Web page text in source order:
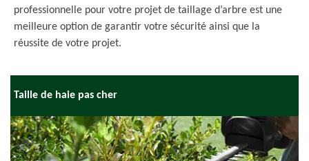
professionnelle pour votre projet de taillage d’arbre est une
meilleure option de garantir votre sécurité ainsi que la
réussite de votre projet.
Taille de haie pas cher